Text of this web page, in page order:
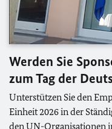
Werden Sie
zum Tag der
Unterstützen Sie den
Einheit 2026 in der
denUN-Organisationen